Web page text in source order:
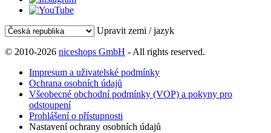
Upravit zemi / jazyk
© 2010-2026 niceshops GmbH - All rights reserved.
Impresum a uživatelské podmínky
Ochrana osobních údajů
Všeobecné obchodní podmínky (VOP) a pokyny pro
odstoupení
Prohlášení o přístupnosti
Nastavení ochrany osobních údajů